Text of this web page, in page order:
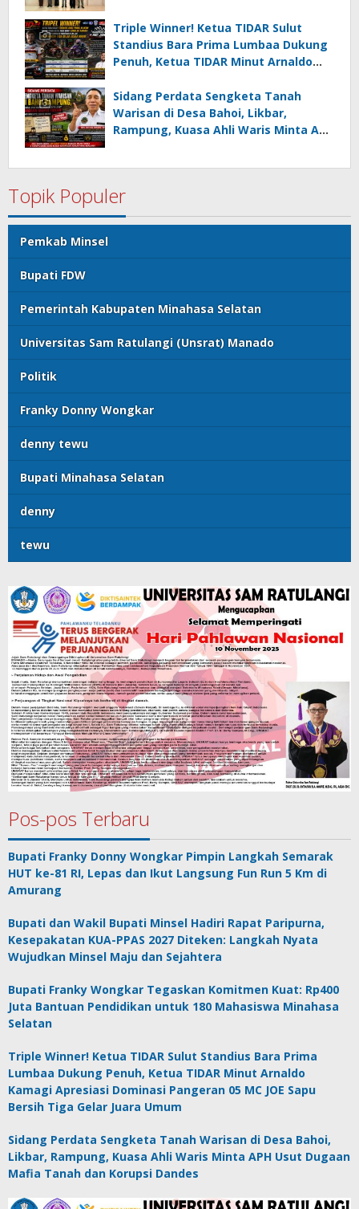
Triple Winner! Ketua TIDAR Sulut
Standius Bara Prima Lumbaa Dukung
Penuh, Ketua TIDAR Minut Arnaldo
05 MC JOE Sapu Bersih Tiga Gelar
Juara Umum
Sidang Perdata Sengketa Tanah
Warisan di Desa Bahoi, Likbar,
Rampung, Kuasa Ahli Waris Minta APH
Topik Populer
Pemkab Minsel
Bupati FDW
Pemerintah Kabupaten Minahasa Selatan
Universitas Sam Ratulangi (Unsrat) Manado
Politik
Franky Donny Wongkar
denny tewu
Bupati Minahasa Selatan
denny
tewu
Pos-pos Terbaru
Bupati Franky Donny Wongkar Pimpin Langkah Semarak
HUT ke-81 RI, Lepas dan Ikut Langsung Fun Run 5 Km di
Amurang
Bupati dan Wakil Bupati Minsel Hadiri Rapat Paripurna,
Kesepakatan KUA-PPAS 2027 Diteken: Langkah Nyata
Wujudkan Minsel Maju dan Sejahtera
Bupati Franky Wongkar Tegaskan Komitmen Kuat: Rp400
Juta Bantuan Pendidikan untuk 180 Mahasiswa Minahasa
Selatan
Triple Winner! Ketua TIDAR Sulut Standius Bara Prima
Lumbaa Dukung Penuh, Ketua TIDAR Minut Arnaldo
Kamagi Apresiasi Dominasi Pangeran 05 MC JOE Sapu
Bersih Tiga Gelar Juara Umum
Sidang Perdata Sengketa Tanah Warisan di Desa Bahoi,
Likbar, Rampung, Kuasa Ahli Waris Minta APH Usut Dugaan
Mafia Tanah dan Korupsi Dandes